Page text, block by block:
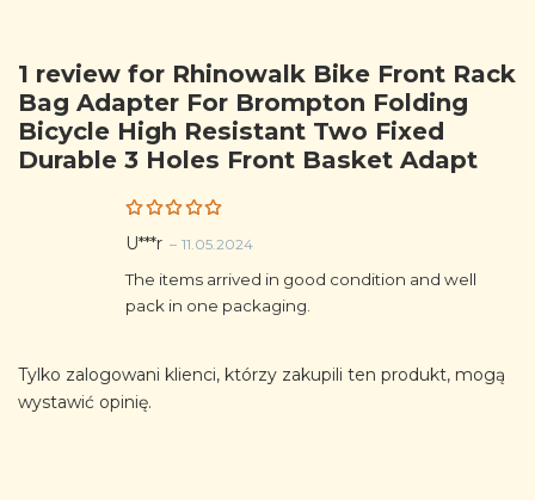
1 review for Rhinowalk Bike Front Rack
Bag Adapter For Brompton Folding
Bicycle High Resistant Two Fixed
Durable 3 Holes Front Basket Adapt
Rated5
U***r – 11.05.2024
The items arrived in good condition and well
pack in one packaging.
Tylko zalogowani klienci, którzy zakupili ten produkt, mogą
wystawić opinię.